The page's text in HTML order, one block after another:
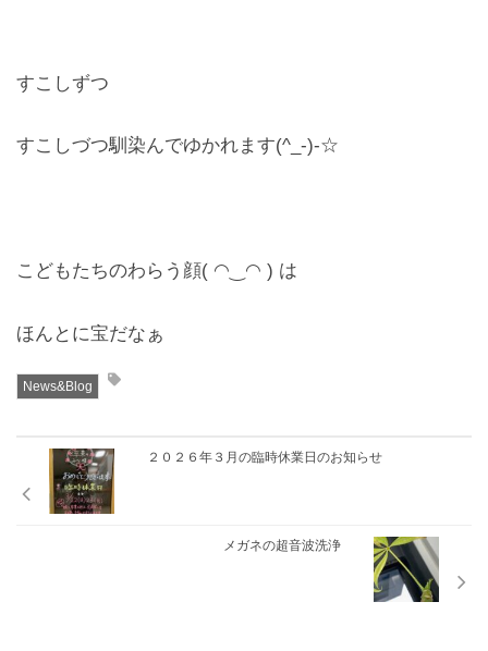
すこしずつ
すこしづつ馴染んでゆかれます(^_-)-☆
こどもたちのわらう顔( ◠‿◠ ) は
ほんとに宝だなぁ
News&Blog
２０２６年３月の臨時休業日のお知らせ
メガネの超音波洗浄